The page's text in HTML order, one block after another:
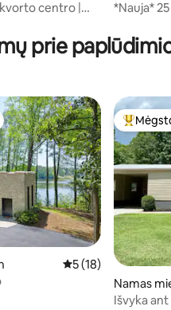
centro |
*Nauja*
prie
62 Vidutinis
5 (18)
Svečių
Namas
Išvyka